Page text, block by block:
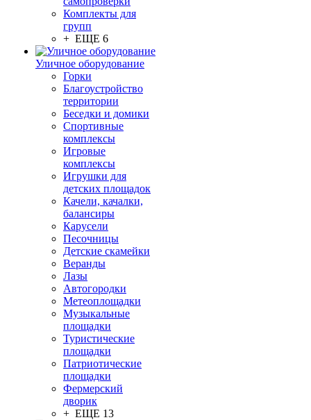
Комплекты для
групп
+ ЕЩЕ 6
Уличное оборудование
Горки
Благоустройство
территории
Беседки и домики
Спортивные
комплексы
Игровые
комплексы
Игрушки для
детских площадок
Качели, качалки,
балансиры
Карусели
Песочницы
Детские скамейки
Веранды
Лазы
Автогородки
Метеоплощадки
Музыкальные
площадки
Туристические
площадки
Патриотические
площадки
Фермерский
дворик
+ ЕЩЕ 13